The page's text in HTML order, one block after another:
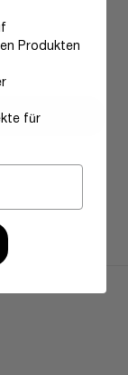
Produkten
für